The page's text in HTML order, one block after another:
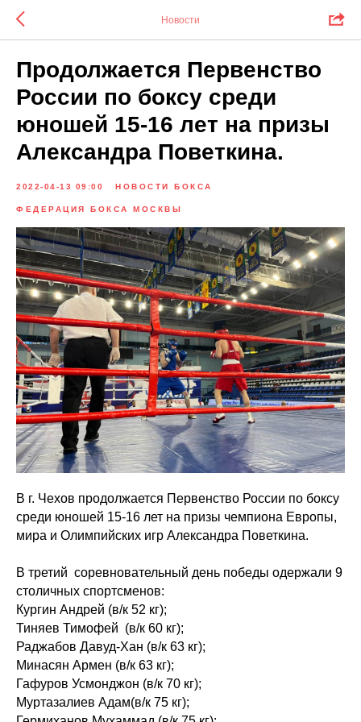
Новости
Продолжается Первенство
России по боксу среди
юношей 15-16 лет на призы
Александра Поветкина.
2022-04-13 09:00 НОВОСТИ БОКСА
ФЕДЕРАЦИЯ БОКСА МОСКВЫ
В г. Чехов продолжается Первенство России по боксу
среди юношей 15-16 лет на призы чемпиона Европы,
мира и Олимпийских игр Александра Поветкина.
В третий соревновательный день победы одержали 9
столичных спортсменов:
Кургин Андрей (в/к 52 кг);
Тиняев Тимофей (в/к 60 кг);
Раджабов Давуд-Хан (в/к 63 кг);
Минасян Армен (в/к 63 кг);
Гафуров Усмонджон (в/к 70 кг);
Муртазалиев Адам(в/к 75 кг);